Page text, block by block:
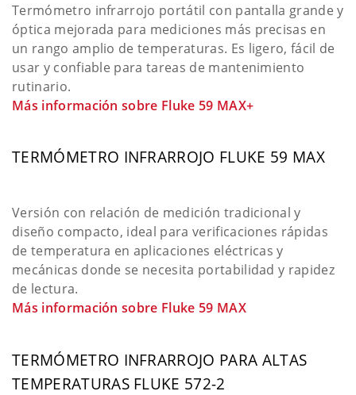
Termómetro infrarrojo portátil con pantalla grande y
óptica mejorada para mediciones más precisas en
un rango amplio de temperaturas. Es ligero, fácil de
usar y confiable para tareas de mantenimiento
rutinario.
Más información sobre Fluke 59 MAX+
TERMÓMETRO INFRARROJO FLUKE 59 MAX
Versión con relación de medición tradicional y
diseño compacto, ideal para verificaciones rápidas
de temperatura en aplicaciones eléctricas y
mecánicas donde se necesita portabilidad y rapidez
de lectura.
Más información sobre Fluke 59 MAX
TERMÓMETRO INFRARROJO PARA ALTAS
TEMPERATURAS FLUKE 572-2